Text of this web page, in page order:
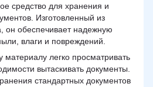
средство для хранения и
Изготовленный из
он обеспечивает надежную
влаги и повреждений.
материалу легко просматривать
вытаскивать документы.
стандартных документов